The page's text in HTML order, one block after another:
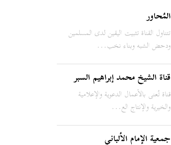
المُحاور
تتناول القناة تثبيت اليقين لدى المسلمين
ودحض الشبه وبناء نخب...
قناة الشيخ محمد إبراهيم السبر
قناة تُعنى بالأعمال الدعوية والإعلامية
والخيرية والإنتاج الع...
جمعية الإمام الألباني